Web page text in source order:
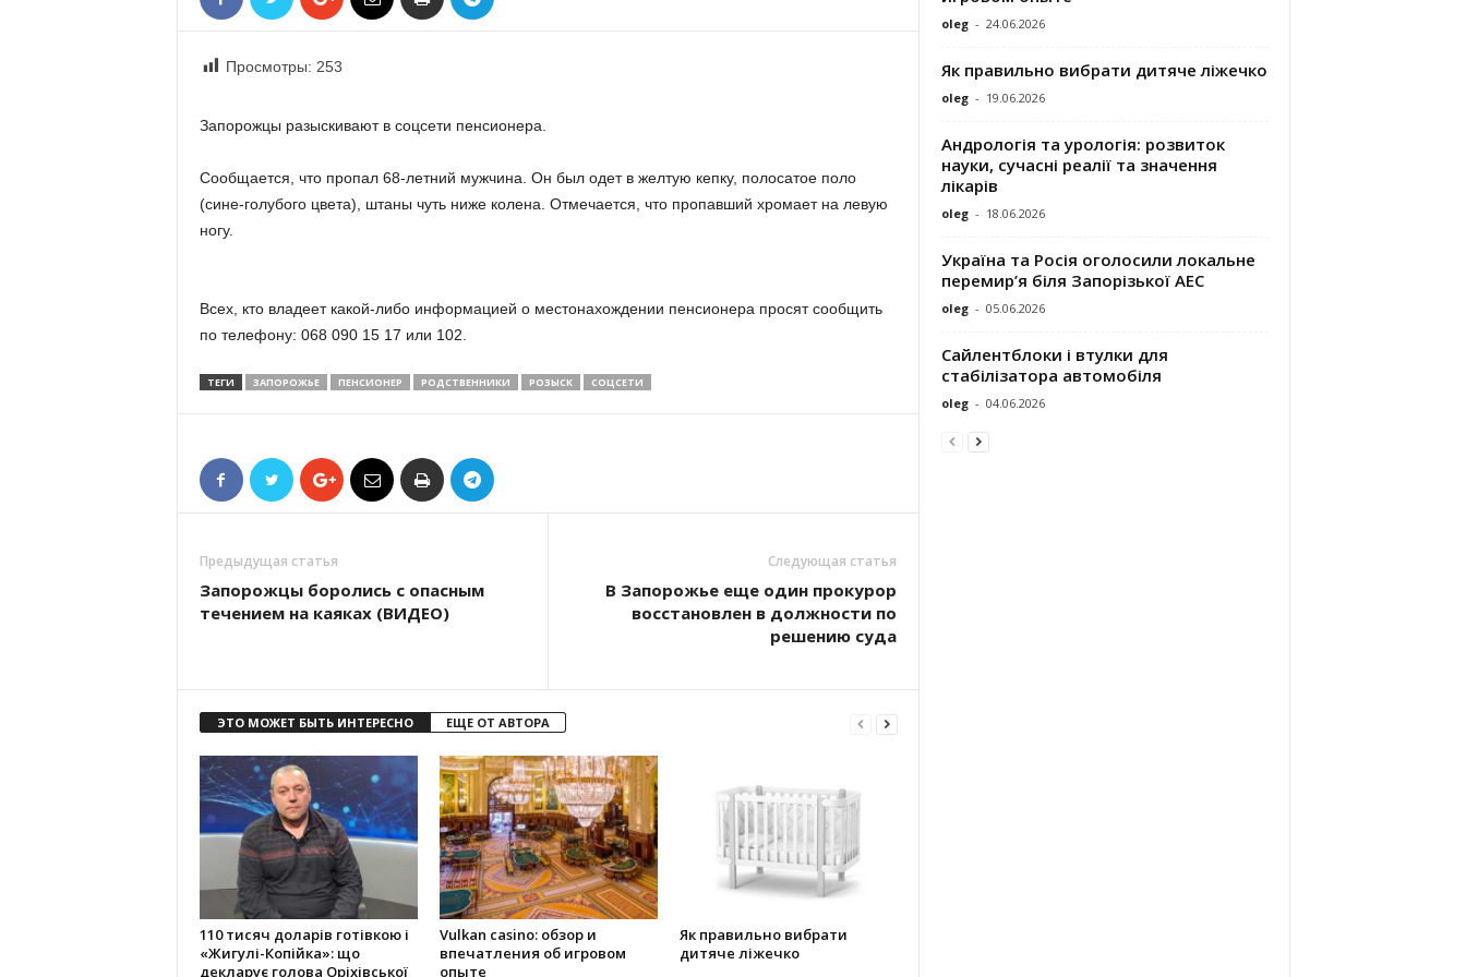
Просмотры: 253
Запорожцы разыскивают в соцсети пенсионера.
Сообщается, что пропал 68-летний мужчина. Он был одет в желтую кепку, полосатое поло
(сине-голубого цвета), штаны чуть ниже колена. Отмечается, что пропавший хромает на левую
ногу.
Всех, кто владеет какой-либо информацией о местонахождении пенсионера просят сообщить
по телефону: 068 090 15 17 или 102.
ТЕГИ ЗАПОРОЖЬЕ ПЕНСИОНЕР РОДСТВЕННИКИ РОЗЫСК СОЦСЕТИ
Предыдущая статья
Запорожцы боролись с опасным
течением на каяках (ВИДЕО)
Следующая статья
В Запорожье еще один прокурор
восстановлен в должности по
решению суда
ЭТО МОЖЕТ БЫТЬ ИНТЕРЕСНО ЕЩЕ ОТ АВТОРА
110 тисяч доларів готівкою і
«Жигулі-Копійка»: що
декларує голова Оріхівської
Vulkan casino: обзор и
впечатления об игровом
опыте
Як правильно вибрати
дитяче ліжечко
oleg - 24.06.2026
Як правильно вибрати дитяче ліжечко
oleg - 19.06.2026
Андрологія та урологія: розвиток
науки, сучасні реалії та значення
лікарів
oleg - 18.06.2026
Україна та Росія оголосили локальне
перемир’я біля Запорізької АЕС
oleg - 05.06.2026
Сайлентблоки і втулки для
стабілізатора автомобіля
oleg - 04.06.2026